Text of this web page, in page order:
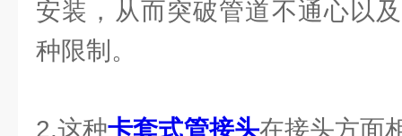
安装，从而突破管道不通心以
种限制。
2.这种卡套式管接头在接头方面